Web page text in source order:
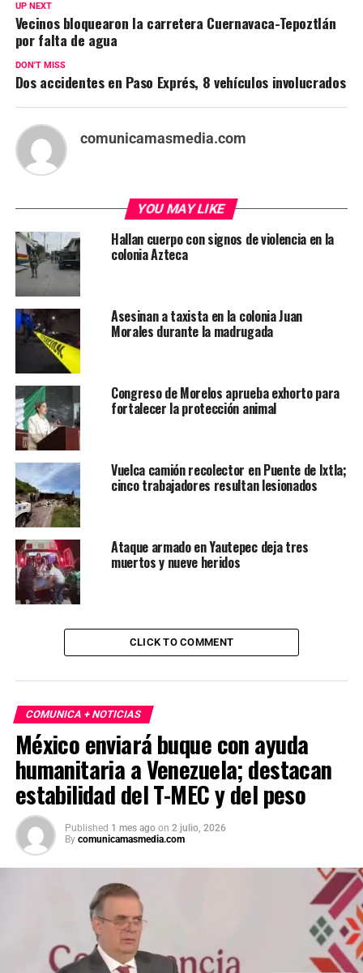
UP NEXT
Vecinos bloquearon la carretera Cuernavaca-Tepoztlán
por falta de agua
DON'T MISS
Dos accidentes en Paso Exprés, 8 vehículos involucrados
comunicamasmedia.com
YOU MAY LIKE
Hallan cuerpo con signos de violencia en la
colonia Azteca
Asesinan a taxista en la colonia Juan
Morales durante la madrugada
Congreso de Morelos aprueba exhorto para
fortalecer la protección animal
Vuelca camión recolector en Puente de Ixtla;
cinco trabajadores resultan lesionados
Ataque armado en Yautepec deja tres
muertos y nueve heridos
CLICK TO COMMENT
COMUNICA + NOTICIAS
México enviará buque con ayuda
humanitaria a Venezuela; destacan
estabilidad del T-MEC y del peso
Published 1 mes ago on 2 julio, 2026
By comunicamasmedia.com